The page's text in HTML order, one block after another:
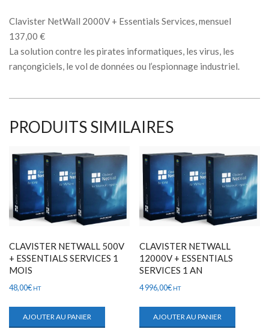
Clavister NetWall 2000V + Essentials Services, mensuel
137,00 €
La solution contre les pirates informatiques, les virus, les
rançongiciels, le vol de données ou l’espionnage industriel.
PRODUITS SIMILAIRES
CLAVISTER NETWALL 500V
+ ESSENTIALS SERVICES 1
MOIS
48,00€ HT
AJOUTER AU PANIER
CLAVISTER NETWALL
12000V + ESSENTIALS
SERVICES 1 AN
4 996,00€ HT
AJOUTER AU PANIER